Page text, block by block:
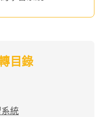
目錄
統